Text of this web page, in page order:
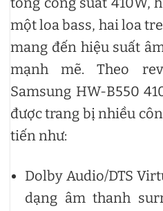
một loa bass, hai loa
mang đến hiệu suất
mạnh mẽ. Theo
Samsung HW-B550
được trang bị nhiều
tiến như:
Dolby Audio/DTS
dạng âm thanh